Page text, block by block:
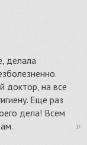
делала
доктор, на все
Еще раз
дела! Всем